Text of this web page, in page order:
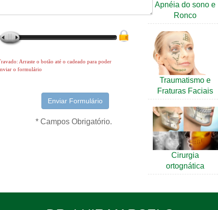
Arraste o botão até o cadeado para poder
o formulário
* Campos Obrigatório.
Apnéia do sono e
Ronco
Traumatismo e
Fraturas Faciais
Cirurgia
ortognática